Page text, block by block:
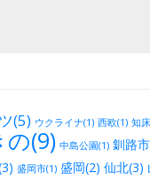
(5) ウクライナ(1) 西欧(1) 知
(9) 中島公園(1) 釧路
盛岡市(1) 盛岡(2) 仙北(3)